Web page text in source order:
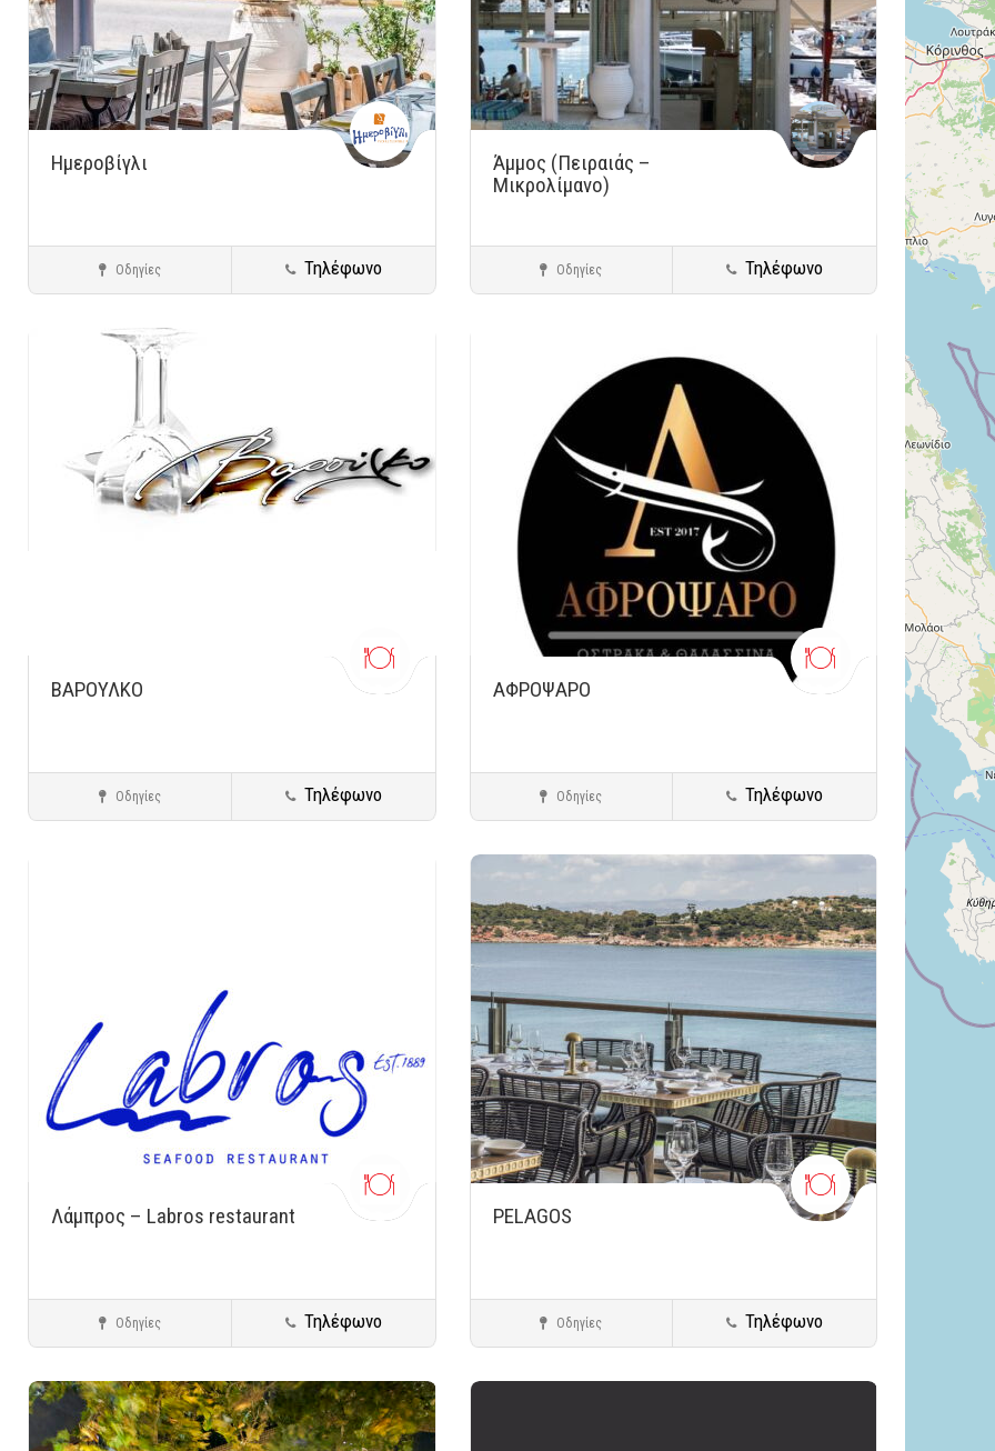
Ημεροβίγλι
Μεζεδοπωλεία Πειραιάς - Μικρολίμανο
Οδηγίες Τηλέφωνο
Άμμος (Πειραιάς –
Μικρολίμανο)
Μεζεδοπωλεία Πειραιάς - Μικρολίμανο
Οδηγίες Τηλέφωνο
ΒΑΡΟΥΛΚΟ
Ψάρι - Θαλασσινά Πειραιάς - Μικρολίμανο
Οδηγίες Τηλέφωνο
ΑΦΡΟΨΑΡΟ
Ειδικές Κατηγορίες Νέο Ηράκλειο
Οδηγίες Τηλέφωνο
Αποθήκευση
Λάμπρος – Labros restaurant
Ψάρι - Θαλασσινά Βουλιαγμένη
Οδηγίες Τηλέφωνο
PELAGOS
Ψάρι - Θαλασσινά Βουλιαγμένη
Οδηγίες Τηλέφωνο